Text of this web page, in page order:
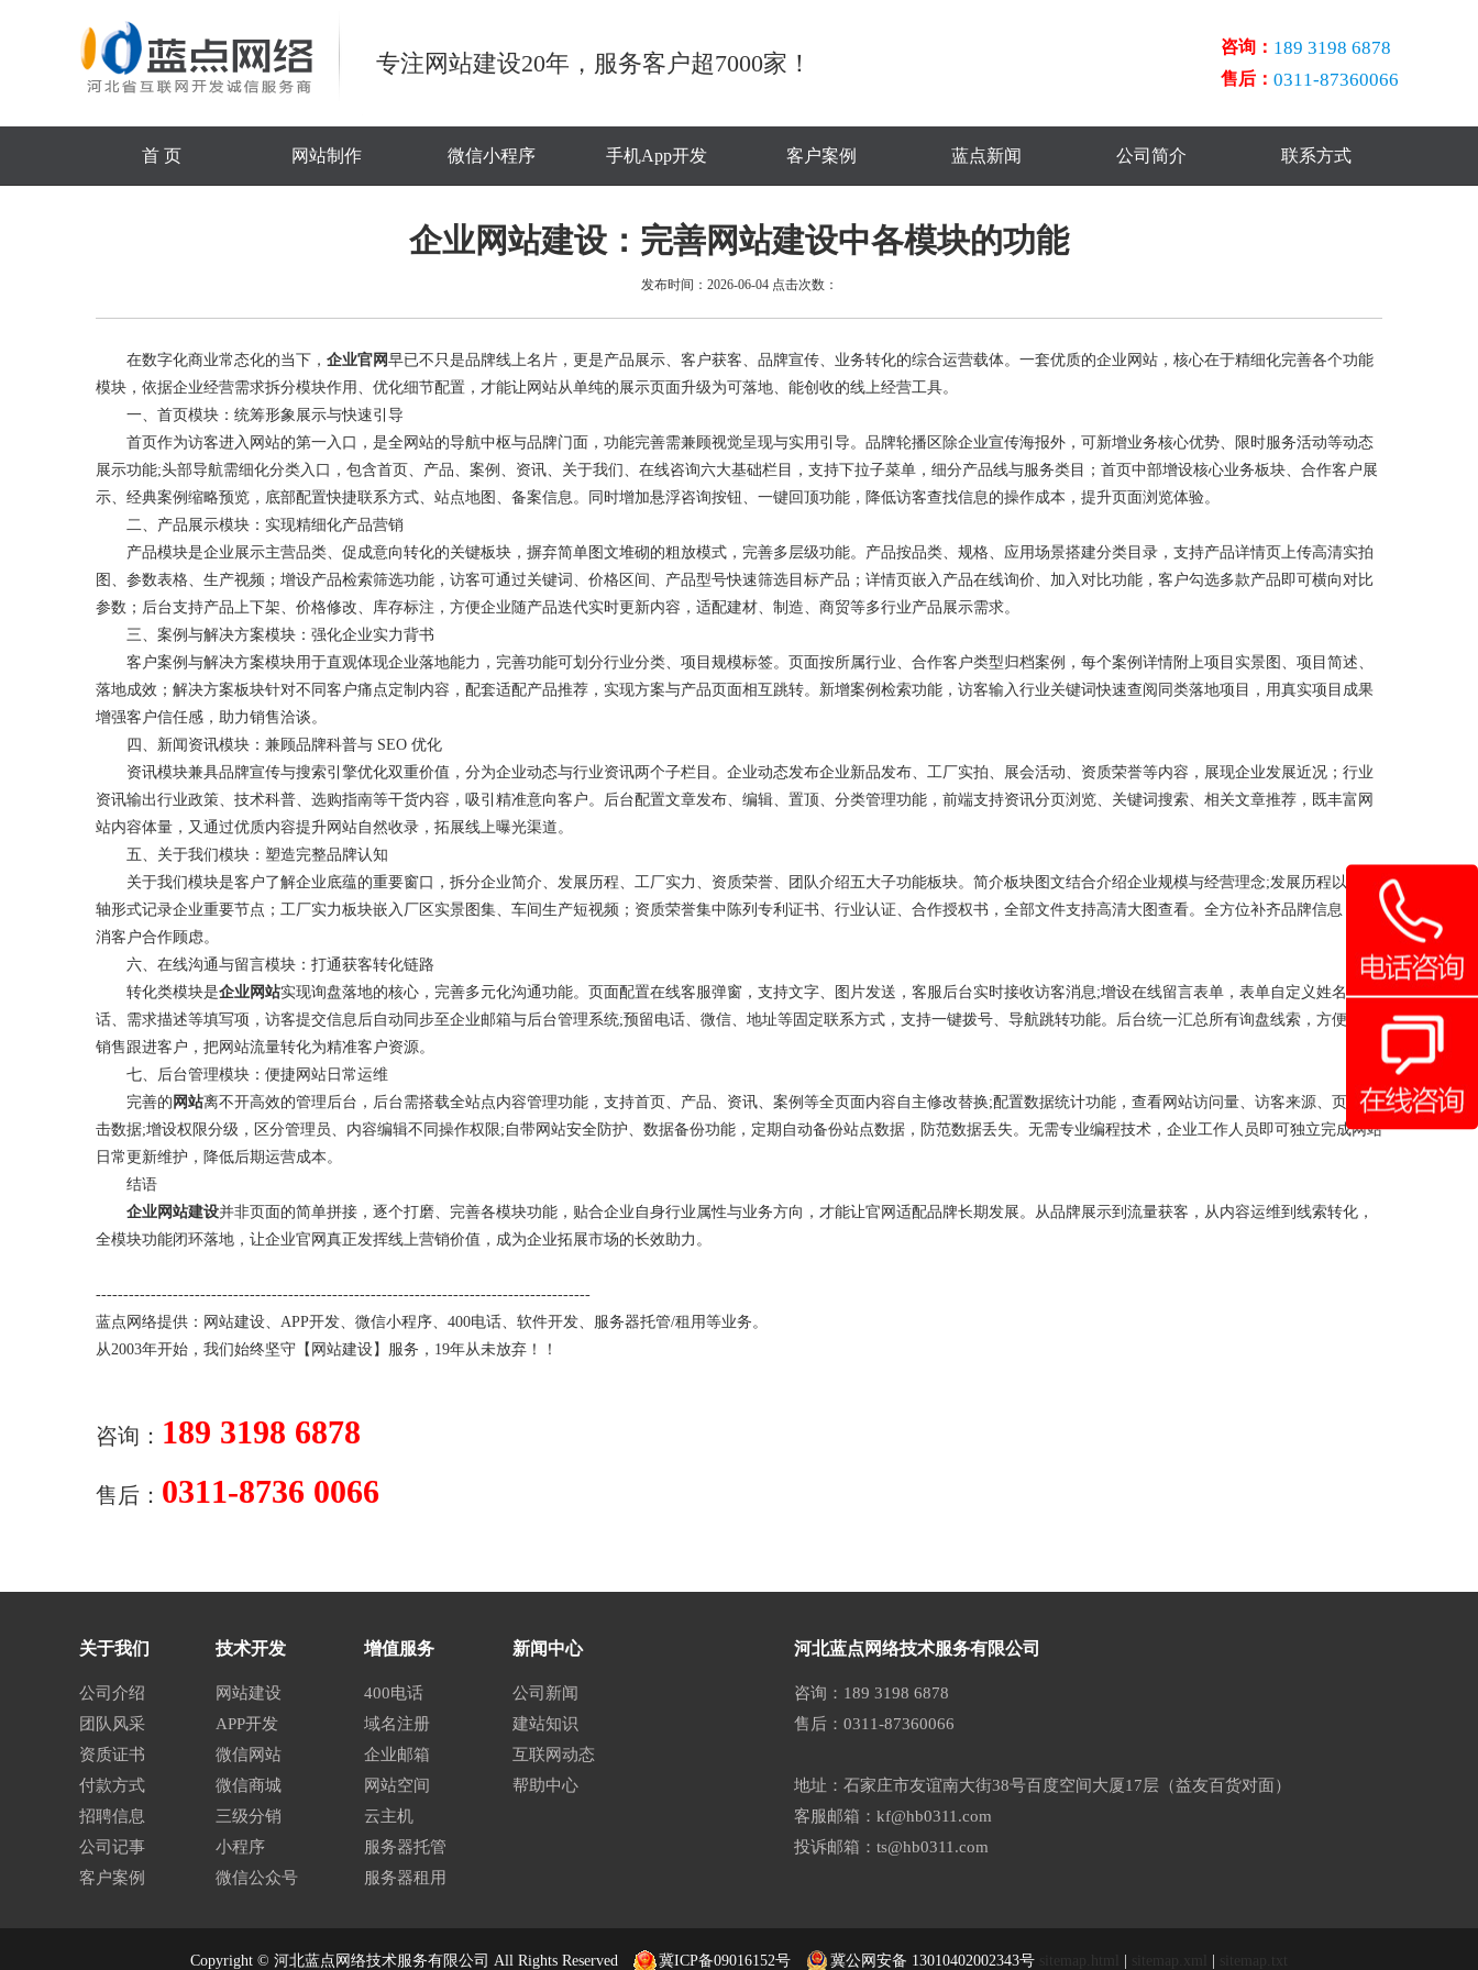
专注网站建设20年，服务客户超7000家！
咨询： 189 3198 6878
售后： 0311-87360066
首 页 网站制作 微信小程序 手机App开发 客户案例 蓝点新闻 公司简介 联系方式
企业网站建设：完善网站建设中各模块的功能
发布时间：2026-06-04 点击次数：
在数字化商业常态化的当下， 企业官网早已不只是品牌线上名片，更是产品展示、客户获客、品牌宣传、业务转化的综合运营载体。一套优质的企业网站，核心在于精细化完善各个功能
模块，依据企业经营需求拆分模块作用、优化细节配置，才能让网站从单纯的展示页面升级为可落地、能创收的线上经营工具。
一、首页模块：统筹形象展示与快速引导
首页作为访客进入网站的第一入口，是全网站的导航中枢与品牌门面，功能完善需兼顾视觉呈现与实用引导。品牌轮播区除企业宣传海报外，可新增业务核心优势、限时服务活动等动态
展示功能;头部导航需细化分类入口，包含首页、产品、案例、资讯、关于我们、在线咨询六大基础栏目，支持下拉子菜单，细分产品线与服务类目；首页中部增设核心业务板块、合作客户展
示、经典案例缩略预览，底部配置快捷联系方式、站点地图、备案信息。同时增加悬浮咨询按钮、一键回顶功能，降低访客查找信息的操作成本，提升页面浏览体验。
二、产品展示模块：实现精细化产品营销
产品模块是企业展示主营品类、促成意向转化的关键板块，摒弃简单图文堆砌的粗放模式，完善多层级功能。产品按品类、规格、应用场景搭建分类目录，支持产品详情页上传高清实拍
图、参数表格、生产视频；增设产品检索筛选功能，访客可通过关键词、价格区间、产品型号快速筛选目标产品；详情页嵌入产品在线询价、加入对比功能，客户勾选多款产品即可横向对比
参数；后台支持产品上下架、价格修改、库存标注，方便企业随产品迭代实时更新内容，适配建材、制造、商贸等多行业产品展示需求。
三、案例与解决方案模块：强化企业实力背书
客户案例与解决方案模块用于直观体现企业落地能力，完善功能可划分行业分类、项目规模标签。页面按所属行业、合作客户类型归档案例，每个案例详情附上项目实景图、项目简述、
落地成效；解决方案板块针对不同客户痛点定制内容，配套适配产品推荐，实现方案与产品页面相互跳转。新增案例检索功能，访客输入行业关键词快速查阅同类落地项目，用真实项目成果
增强客户信任感，助力销售洽谈。
四、新闻资讯模块：兼顾品牌科普与 SEO 优化
资讯模块兼具品牌宣传与搜索引擎优化双重价值，分为企业动态与行业资讯两个子栏目。企业动态发布企业新品发布、工厂实拍、展会活动、资质荣誉等内容，展现企业发展近况；行业
资讯输出行业政策、技术科普、选购指南等干货内容，吸引精准意向客户。后台配置文章发布、编辑、置顶、分类管理功能，前端支持资讯分页浏览、关键词搜索、相关文章推荐，既丰富网
站内容体量，又通过优质内容提升网站自然收录，拓展线上曝光渠道。
五、关于我们模块：塑造完整品牌认知
关于我们模块是客户了解企业底蕴的重要窗口，拆分企业简介、发展历程、工厂实力、资质荣誉、团队介绍五大子功能板块。简介板块图文结合介绍企业规模与经营理念;发展历程以时间
轴形式记录企业重要节点；工厂实力板块嵌入厂区实景图集、车间生产短视频；资质荣誉集中陈列专利证书、行业认证、合作授权书，全部文件支持高清大图查看。全方位补齐品牌信息，打
消客户合作顾虑。
六、在线沟通与留言模块：打通获客转化链路
转化类模块是企业网站实现询盘落地的核心，完善多元化沟通功能。页面配置在线客服弹窗，支持文字、图片发送，客服后台实时接收访客消息;增设在线留言表单，表单自定义姓名、电
话、需求描述等填写项，访客提交信息后自动同步至企业邮箱与后台管理系统;预留电话、微信、地址等固定联系方式，支持一键拨号、导航跳转功能。后台统一汇总所有询盘线索，方便企业
销售跟进客户，把网站流量转化为精准客户资源。
七、后台管理模块：便捷网站日常运维
完善的 网站离不开高效的管理后台，后台需搭载全站点内容管理功能，支持首页、产品、资讯、案例等全页面内容自主修改替换;配置数据统计功能，查看网站访问量、访客来源、页面点
击数据;增设权限分级，区分管理员、内容编辑不同操作权限;自带网站安全防护、数据备份功能，定期自动备份站点数据，防范数据丢失。无需专业编程技术，企业工作人员即可独立完成网站
日常更新维护，降低后期运营成本。
结语
企业网站建设并非页面的简单拼接，逐个打磨、完善各模块功能，贴合企业自身行业属性与业务方向，才能让官网适配品牌长期发展。从品牌展示到流量获客，从内容运维到线索转化，
全模块功能闭环落地，让企业官网真正发挥线上营销价值，成为企业拓展市场的长效助力。
------------------------------------------------------------------------------------------
蓝点网络提供： 网站建设、 APP开发、 微信小程序、 400电话、软件开发、 服务器托管/租用等业务。
从2003年开始，我们始终坚守【 网站建设】服务，19年从未放弃！！
咨询： 189 3198 6878
售后： 0311-8736 0066
河北蓝点网络技术服务有限公司
咨询：189 3198 6878
售后：0311-87360066
地址：石家庄市友谊南大街38号百度空间大厦17层（益友百货对面）
客服邮箱：kf@hb0311.com
投诉邮箱：ts@hb0311.com
关于我们
公司介绍
团队风采
资质证书
付款方式
招聘信息
公司记事
客户案例
技术开发
网站建设
APP开发
微信网站
微信商城
三级分销
小程序
微信公众号
增值服务
400电话
域名注册
企业邮箱
网站空间
云主机
服务器托管
服务器租用
新闻中心
公司新闻
建站知识
互联网动态
帮助中心
Copyright © 河北蓝点网络技术服务有限公司 All Rights Reserved 冀ICP备09016152号 冀公网安备 13010402002343号 sitemap.xml sitemap.txt